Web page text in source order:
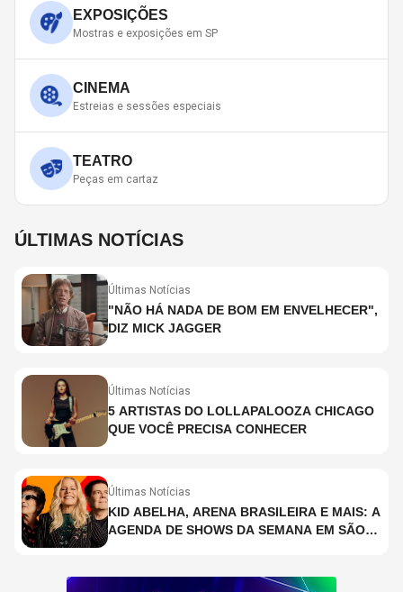
EXPOSIÇÕES
Mostras e exposições em SP
CINEMA
Estreias e sessões especiais
TEATRO
Peças em cartaz
ÚLTIMAS NOTÍCIAS
Últimas Notícias
"NÃO HÁ NADA DE BOM EM ENVELHECER",
DIZ MICK JAGGER
Últimas Notícias
5 ARTISTAS DO LOLLAPALOOZA CHICAGO
QUE VOCÊ PRECISA CONHECER
Últimas Notícias
KID ABELHA, ARENA BRASILEIRA E MAIS: A
AGENDA DE SHOWS DA SEMANA EM SÃO